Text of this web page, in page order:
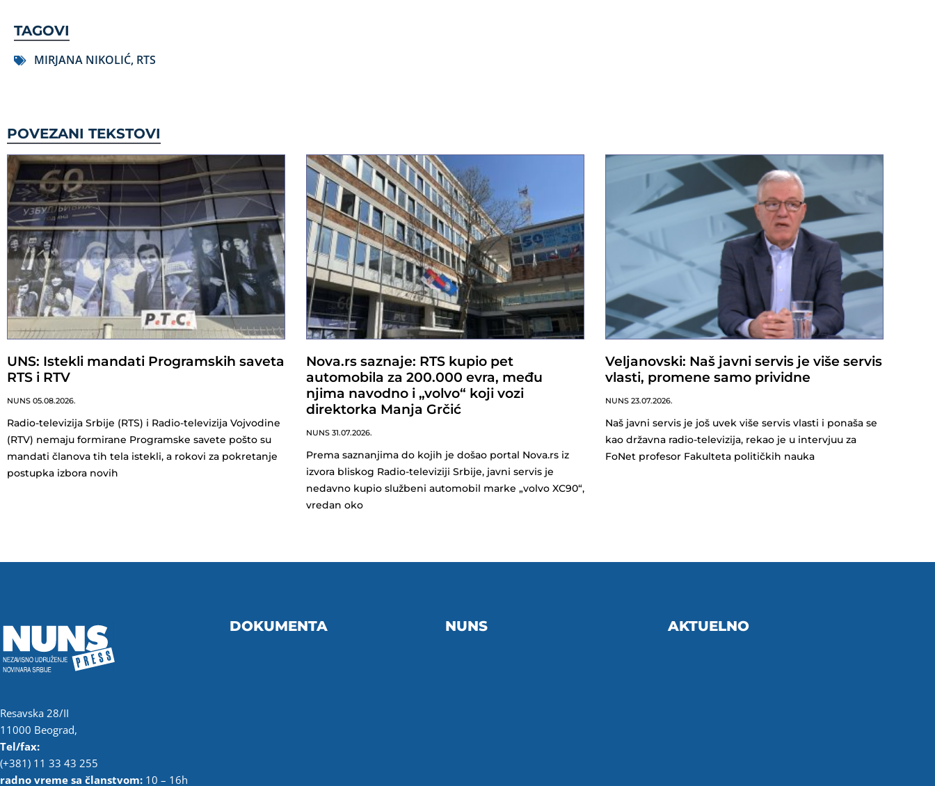
TAGOVI
MIRJANA NIKOLIĆ, RTS
POVEZANI TEKSTOVI
UNS: Istekli mandati Programskih saveta
RTS i RTV
NUNS 05.08.2026.
Radio-televizija Srbije (RTS) i Radio-televizija Vojvodine
(RTV) nemaju formirane Programske savete pošto su
mandati članova tih tela istekli, a rokovi za pokretanje
postupka izbora novih
Nova.rs saznaje: RTS kupio pet
automobila za 200.000 evra, među
njima navodno i „volvo“ koji vozi
direktorka Manja Grčić
NUNS 31.07.2026.
Prema saznanjima do kojih je došao portal Nova.rs iz
izvora bliskog Radio-televiziji Srbije, javni servis je
nedavno kupio službeni automobil marke „volvo XC90“,
vredan oko
Veljanovski: Naš javni servis je više servis
vlasti, promene samo prividne
NUNS 23.07.2026.
Naš javni servis je još uvek više servis vlasti i ponaša se
kao državna radio-televizija, rekao je u intervjuu za
FoNet profesor Fakulteta političkih nauka
Resavska 28/II
11000 Beograd,
Tel/fax:
(+381) 11 33 43 255
radno vreme sa članstvom: 10 – 16h
DOKUMENTA NUNS AKTUELNO